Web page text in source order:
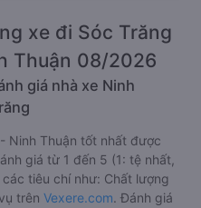
xe đi Sóc Trăng
Thuận 08/2026
giá nhà xe Ninh
Ninh Thuận tốt nhất được
giá từ 1 đến 5 (1: tệ nhất,
tiêu chí như: Chất lượng
trên Vexere.com. Đánh giá